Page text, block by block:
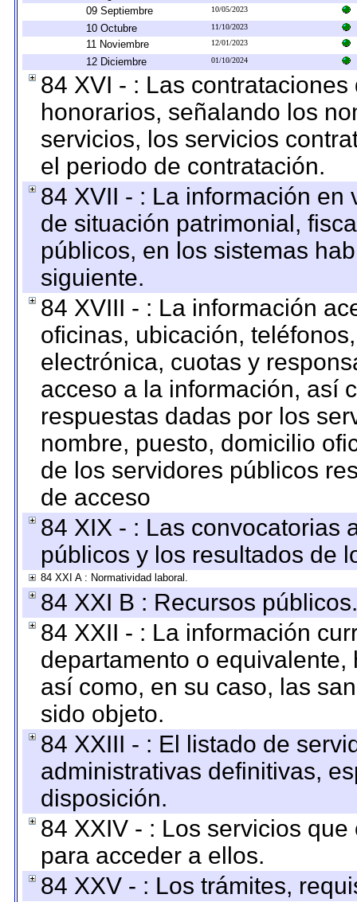
09 Septiembre
10/05/2023
10 Octubre 11/10/2023
11 Noviembre 12/01/2023
12 Diciembre 01/10/2024
84 XVI - : Las
honorarios, señalando los
servicios, los servicios
el periodo de contratación.
84 XVII - : La información
de situación patrimonial,
públicos, en los sistemas
siguiente.
84 XVIII - : La información
oficinas, ubicación,
electrónica, cuotas y
acceso a la información, así
respuestas dadas por los
nombre, puesto, domicilio
de los servidores públicos
de acceso
84 XIX - : Las convocatorias
públicos y los resultados de
84 XXI A : Normatividad laboral.
84 XXI B : Recursos públicos.
84 XXII - : La información
departamento o
así como, en su caso, las
sido objeto.
84 XXIII - : El listado de
administrativas definitivas,
disposición.
84 XXIV - : Los servicios
para acceder a ellos.
84 XXV - : Los trámites,